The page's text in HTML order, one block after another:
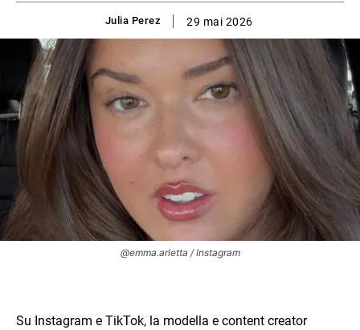
Julia Perez 29 mai 2026
@emma.arletta / Instagram
Su Instagram e TikTok, la modella e content creator